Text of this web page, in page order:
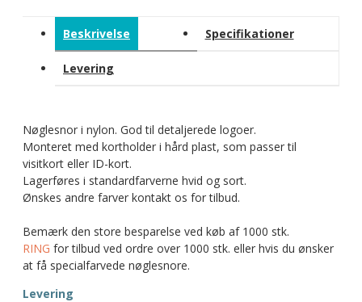
Beskrivelse Specifikationer
Levering
Nøglesnor i nylon. God til detaljerede logoer.
Monteret med kortholder i hård plast, som passer til
visitkort eller ID-kort.
Lagerføres i standardfarverne hvid og sort.
Ønskes andre farver kontakt os for tilbud.
Bemærk den store besparelse ved køb af 1000 stk.
RING for tilbud ved ordre over 1000 stk. eller hvis du ønsker
at få specialfarvede nøglesnore.
Levering